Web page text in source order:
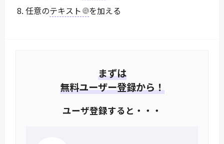
任意のテキスト を加える
まずは
無料ユーザー登録から！
ユーザ登録すると・・・